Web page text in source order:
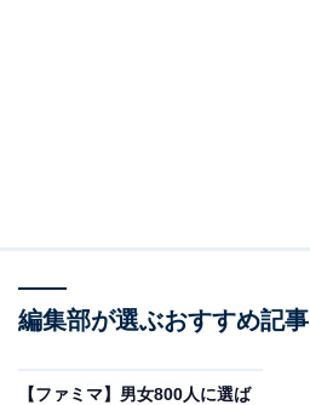
編集部が選ぶおすすめ記事
【ファミマ】男女800人に選ば